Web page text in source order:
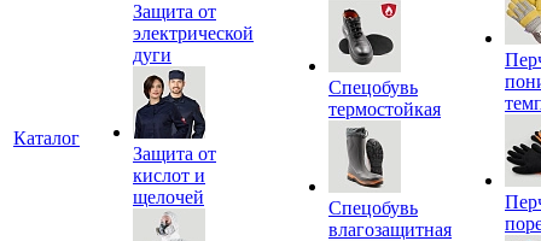
Каталог
Защита от
электрической
дуги
Защита от
кислот и
щелочей
Спецобувь
термостойкая
Спецобувь
влагозащитная